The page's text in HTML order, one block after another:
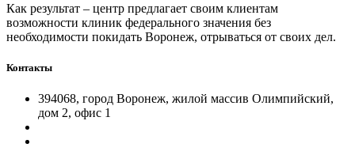
Как результат – центр предлагает своим клиентам
возможности клиник федерального значения без
необходимости покидать Воронеж, отрываться от своих дел.
Контакты
394068, город Воронеж, жилой массив Олимпийский,
дом 2, офис 1